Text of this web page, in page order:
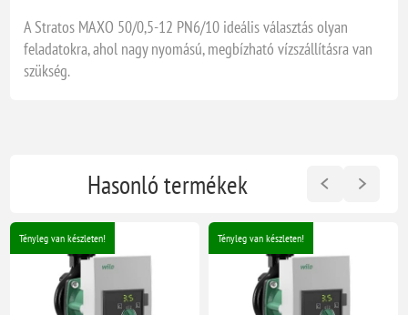
A Stratos MAXO 50/0,5-12 PN6/10 ideális választás olyan
feladatokra, ahol nagy nyomású, megbízható vízszállításra van
szükség.
Hasonló termékek
Tényleg van készleten! Tényleg van készleten!